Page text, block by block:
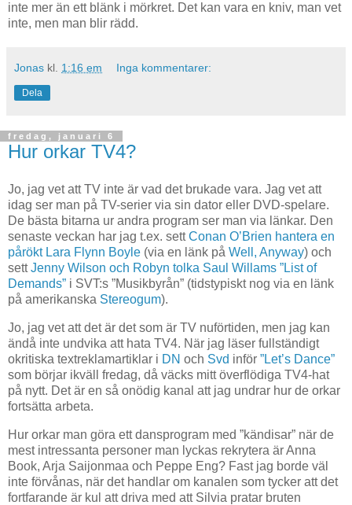
inte mer än ett blänk i mörkret. Det kan vara en kniv, man vet
inte, men man blir rädd.
Jonas kl. 1:16 em Inga kommentarer:
Dela
fredag, januari 6
Hur orkar TV4?
Jo, jag vet att TV inte är vad det brukade vara. Jag vet att
idag ser man på TV-serier via sin dator eller DVD-spelare.
De bästa bitarna ur andra program ser man via länkar. Den
senaste veckan har jag t.ex. settConan O’Brien hantera en
pårökt Lara Flynn Boyle (via en länk på Well, Anyway) och
settJenny Wilson och Robyn tolka Saul Willams ”List of
Demands” i SVT:s ”Musikbyrån” (tidstypiskt nog via en länk
på amerikanska Stereogum).
Jo, jag vet att det är det som är TV nuförtiden, men jag kan
ändå inte undvika att hata TV4. När jag läser fullständigt
okritiska textreklamartiklar i DN och Svd inför ”Let’s Dance”
som börjar ikväll fredag, då väcks mitt överflödiga TV4-hat
på nytt. Det är en så onödig kanal att jag undrar hur de orkar
fortsätta arbeta.
Hur orkar man göra ett dansprogram med ”kändisar” när de
mest intressanta personer man lyckas rekrytera är Anna
Book, Arja Saijonmaa och Peppe Eng? Fast jag borde väl
inte förvånas, när det handlar om kanalen som tycker att det
fortfarande är kul att driva med att Silvia pratar bruten